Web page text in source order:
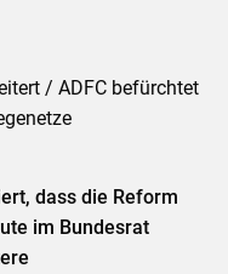
/ ADFC befürchtet
dass die Reform
im Bundesrat